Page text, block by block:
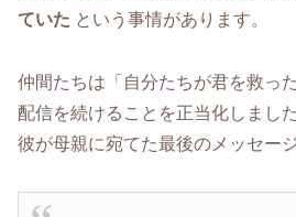
ていた という事情があります。
仲間たちは「自分たちが君を救っ
配信を続けることを正当化しました
彼が母親に宛てた最後のメッセージ